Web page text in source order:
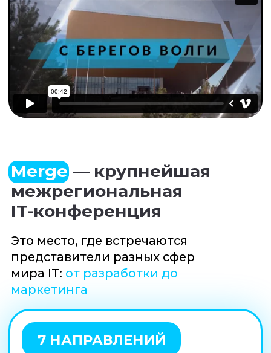
Merge— это не только
про разработку
3 НАСЫЩЕННЫХ ДНЯ
БУДЬ В САМОМ ЦЕНТРЕ
IT-КОМПЕТЕНЦИЙ
7 НАПРАВЛЕНИЙ
БОЛЕЕ 110 СПИКЕРОВ